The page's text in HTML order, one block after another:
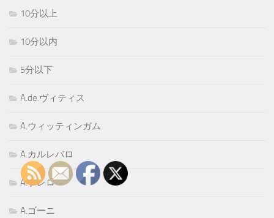
10分以上
10分以内
5分以下
A.de.ヴィティス
A.ウィッティンガム
A.カルレバロ
A.ゲレロ
A.ゴーニ